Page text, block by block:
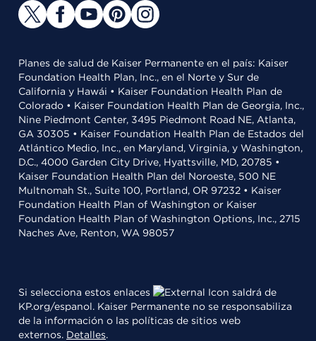
Planes de salud de Kaiser Permanente en el país: Kaiser
Foundation Health Plan, Inc., en el Norte y Sur de
California y Hawái • Kaiser Foundation Health Plan de
Colorado • Kaiser Foundation Health Plan de Georgia, Inc.,
Nine Piedmont Center, 3495 Piedmont Road NE, Atlanta,
GA 30305 • Kaiser Foundation Health Plan de Estados del
Atlántico Medio, Inc., en Maryland, Virginia, y Washington,
D.C., 4000 Garden City Drive, Hyattsville, MD, 20785 •
Kaiser Foundation Health Plan del Noroeste, 500 NE
Multnomah St., Suite 100, Portland, OR 97232 • Kaiser
Foundation Health Plan of Washington or Kaiser
Foundation Health Plan of Washington Options, Inc., 2715
Naches Ave, Renton, WA 98057
Si selecciona estos enlaces
saldrá de
KP.org/espanol. Kaiser Permanente no se responsabiliza
de la información o las políticas de sitios web
externos. Detalles.